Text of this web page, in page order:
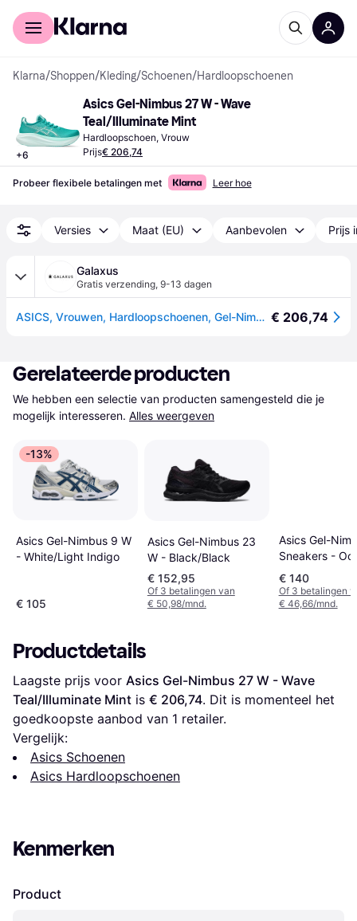
Voor shoppers
Klarna/Shoppen/Kleding/Schoenen/Hardloopschoenen
+6
Asics Gel-Nimbus 27 W - Wave
Teal/Illuminate Mint
Hardloopschoen, Vrouw
Prijs€ 206,74
Probeer flexibele betalingen met Leer hoe
Versies Maat (EU) Aanbevolen Prijs
Galaxus
Gratis verzending, 9-13 dagen
ASICS, Vrouwen, Hardloopschoenen, Gel-Nimbus 27 - 64537 (42), Turkoois € 206,74
Gerelateerde producten
We hebben een selectie van producten samengesteld die je
mogelijk interesseren. Alles weergeven
-13%
Asics Gel-Nimbus 9 W
- White/Light Indigo
€ 105
Asics Gel-Nimbus 23
W - Black/Black
€ 152,95
Of 3 betalingen van
€ 50,98/mnd.
Asics Gel-
Sneakers -
Haze/Pure
€ 140
Of 3 betalingen
€ 46,66/mnd.
Productdetails
Laagste prijs voor Asics Gel-Nimbus 27 W - Wave
Teal/Illuminate Mint is € 206,74. Dit is momenteel het
goedkoopste aanbod van 1 retailer.
Vergelijk:
Asics Schoenen
Asics Hardloopschoenen
Kenmerken
Product